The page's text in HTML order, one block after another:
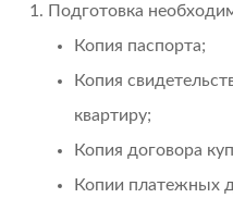
Подготовка
Копия паспорта;
Копия
квартиру;
Копия договора
Копии платежных